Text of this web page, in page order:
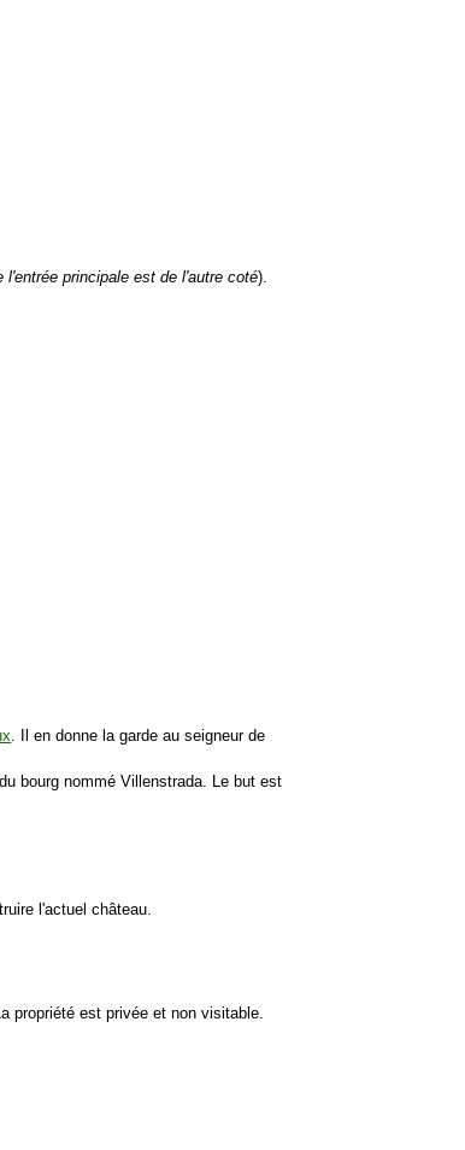
l'entrée principale est de l'autre coté).
. Il en donne la garde au seigneur de
bourg nommé Villenstrada. Le but est
l'actuel château.
propriété est privée et non visitable.